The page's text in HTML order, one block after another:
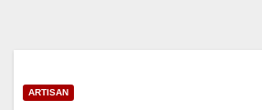
ARTISAN